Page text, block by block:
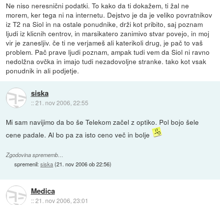
Ne niso neresnični podatki. To kako da ti dokažem, ti žal ne
morem, ker tega ni na internetu. Dejstvo je da je veliko povratnikov
iz T2 na Siol in na ostale ponudnike, drži kot pribito, saj poznam
ljudi iz klicnih centrov, in marsikatero zanimivo stvar povejo, in moj
vir je zanesljiv. če ti ne verjameš ali katerikoli drug, je pač to vaš
problem. Pač prave ljudi poznam, ampak tudi vem da Siol ni ravno
nedolžna ovčka in imajo tudi nezadovoljne stranke. tako kot vsak
ponudnik in ali podjetje.
siska
::21. nov 2006, 22:55
Mi sam navijimo da bo še Telekom začel z optiko. Pol bojo šele
cene padale. Al bo pa za isto ceno več in bolje
Zgodovina sprememb…
spremenil:siska(21. nov 2006 ob 22:56)
Medica
::21. nov 2006, 23:01